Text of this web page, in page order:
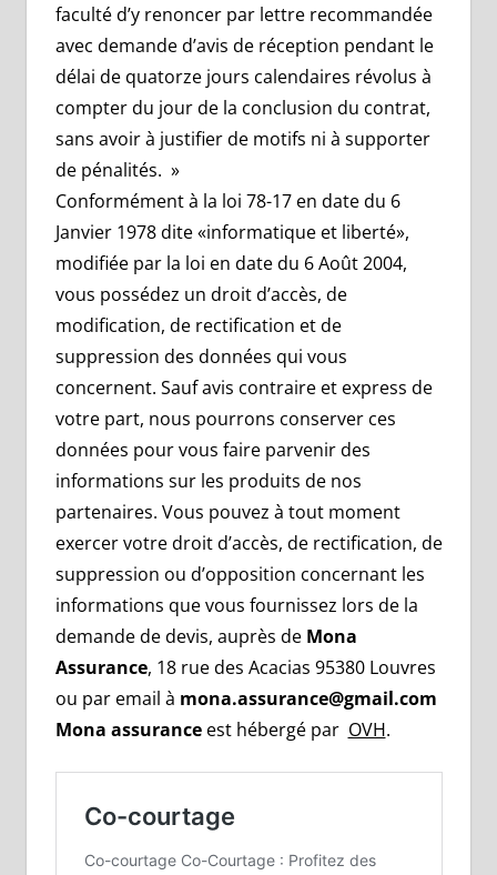
faculté d’y renoncer par lettre recommandée
avec demande d’avis de réception pendant le
délai de quatorze jours calendaires révolus à
compter du jour de la conclusion du contrat,
sans avoir à justifier de motifs ni à supporter
de pénalités. »
Conformément à la loi 78-17 en date du 6
Janvier 1978 dite «informatique et liberté»,
modifiée par la loi en date du 6 Août 2004,
vous possédez un droit d’accès, de
modification, de rectification et de
suppression des données qui vous
concernent. Sauf avis contraire et express de
votre part, nous pourrons conserver ces
données pour vous faire parvenir des
informations sur les produits de nos
partenaires. Vous pouvez à tout moment
exercer votre droit d’accès, de rectification, de
suppression ou d’opposition concernant les
informations que vous fournissez lors de la
demande de devis, auprès deMona
Assurance, 18 rue des Acacias 95380 Louvres
ou par email à mona.assurance@gmail.com
Mona assurance est hébergé par OVH.